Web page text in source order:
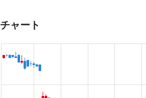
チャート